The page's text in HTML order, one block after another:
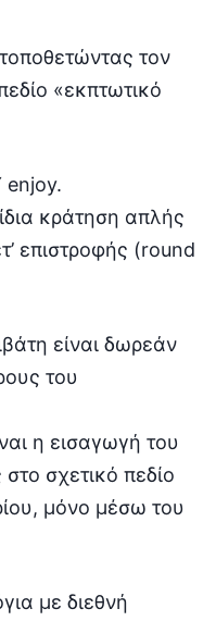
τον
«εκπτωτικό
enjoy.
κράτηση απλής
επιστροφής (round
είναι δωρεάν
του
η εισαγωγή του
σχετικό πεδίο
μόνο μέσω του
με διεθνή